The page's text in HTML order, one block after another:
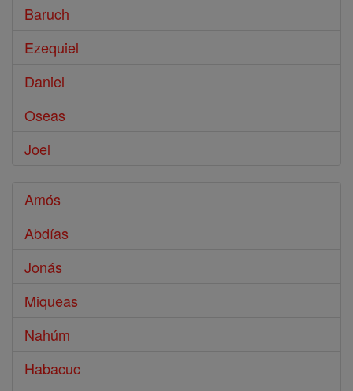
Baruch
Ezequiel
Daniel
Oseas
Joel
Amós
Abdías
Jonás
Miqueas
Nahúm
Habacuc